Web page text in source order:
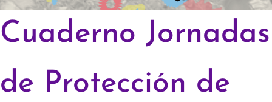
Cuaderno Jornadas
de Protección de